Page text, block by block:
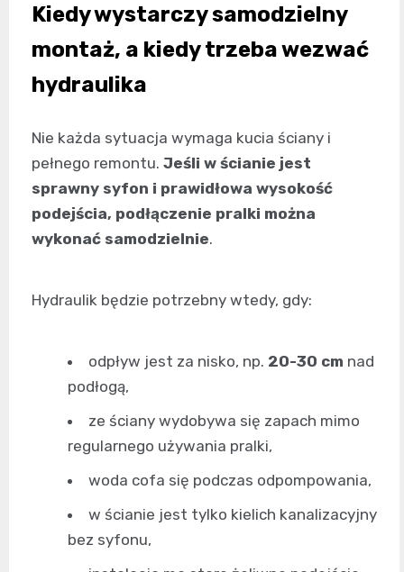
Kiedy wystarczy samodzielny
montaż, a kiedy trzeba wezwać
hydraulika
Nie każda sytuacja wymaga kucia ściany i
pełnego remontu. Jeśli w ścianie jest
sprawny syfon i prawidłowa wysokość
podejścia, podłączenie pralki można
wykonać samodzielnie.
Hydraulik będzie potrzebny wtedy, gdy:
odpływ jest za nisko, np. 20-30 cm nad
podłogą,
ze ściany wydobywa się zapach mimo
regularnego używania pralki,
woda cofa się podczas odpompowania,
w ścianie jest tylko kielich kanalizacyjny
bez syfonu,